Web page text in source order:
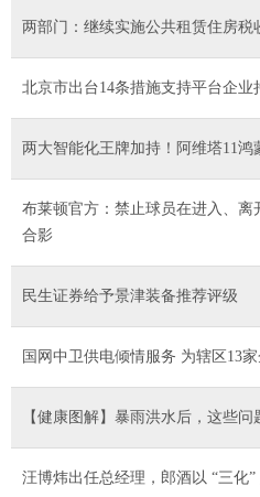
两部门：继续实施公共租赁住房税
北京市出台14条措施支持平台企业
两大智能化王牌加持！阿维塔11鸿
布莱顿官方：禁止球员在进入、
合影
民生证券给予景津装备推荐评级
国网中卫供电倾情
【健康图解】暴雨洪水后，这些问
汪博炜出任总经理，郎酒以 “三化”